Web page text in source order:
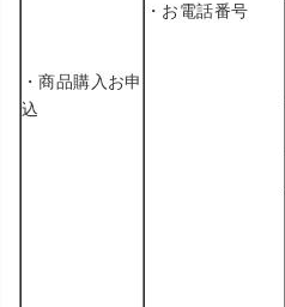
・商品購入お申
込
・お電話番号